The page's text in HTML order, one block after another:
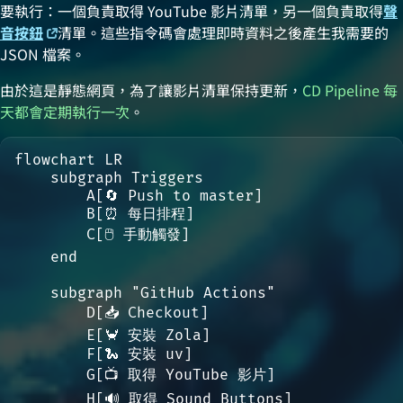
要執行：一個負責取得 YouTube 影片清單，另一個負責取得聲
音按鈕
清單。這些指令碼會處理即時資料之後產生我需要的
JSON 檔案。
由於這是靜態網頁，為了讓影片清單保持更新， CD Pipeline 每
天都會定期執行一次 。
flowchart LR
    subgraph Triggers
        A[🔄 Push to master]
        B[⏰ 每日排程]
        C[🖱️ 手動觸發]
    end
    subgraph "GitHub Actions"
        D[📥 Checkout]
        E[🦀 安裝 Zola]
        F[🐍 安裝 uv]
        G[📺 取得 YouTube 影片]
        H[🔊 取得 Sound Buttons]